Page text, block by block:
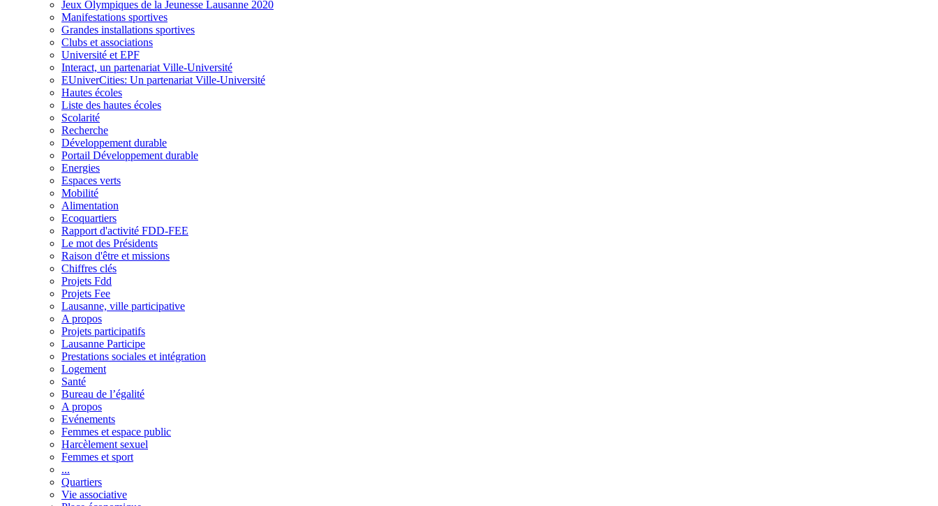
Jeux Olympiques de la Jeunesse Lausanne 2020
Manifestations sportives
Grandes installations sportives
Clubs et associations
Université et EPF
Interact, un partenariat Ville-Université
EUniverCities: Un partenariat Ville-Université
Hautes écoles
Liste des hautes écoles
Scolarité
Recherche
Développement durable
Portail Développement durable
Energies
Espaces verts
Mobilité
Alimentation
Ecoquartiers
Rapport d'activité FDD-FEE
Le mot des Présidents
Raison d'être et missions
Chiffres clés
Projets Fdd
Projets Fee
Lausanne, ville participative
A propos
Projets participatifs
Lausanne Participe
Prestations sociales et intégration
Logement
Santé
Bureau de l’égalité
A propos
Evénements
Femmes et espace public
Harcèlement sexuel
Femmes et sport
...
Quartiers
Vie associative